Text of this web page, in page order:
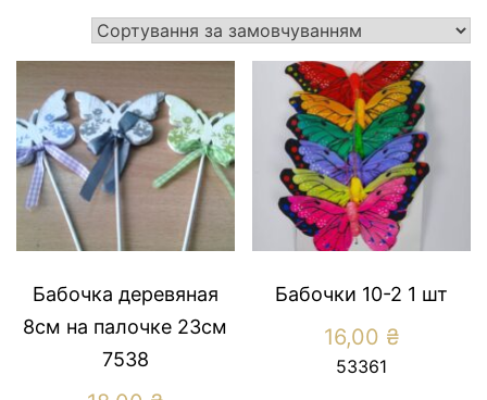
Бабочка деревяная
8см на палочке 23см
7538
Бабочки 10-2 1 шт
16,00 ₴
53361